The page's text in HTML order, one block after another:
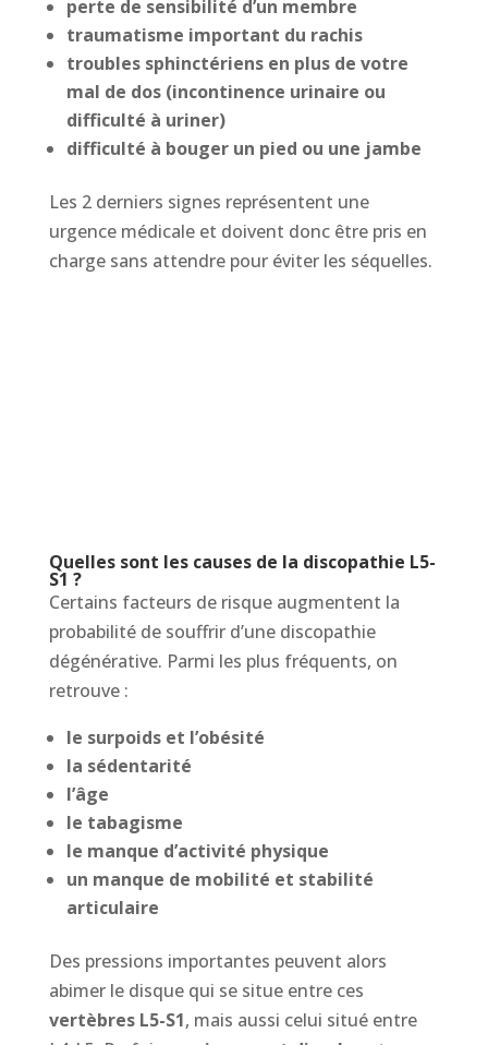
perte de sensibilité d’un membre
traumatisme important du rachis
troubles sphinctériens en plus de votre
mal de dos (incontinence urinaire ou
difficulté à uriner)
difficulté à bouger un pied ou une jambe
Les 2 derniers signes représentent une
urgence médicale et doivent donc être pris en
charge sans attendre pour éviter les séquelles.
Quelles sont les causes de la discopathie L5-
S1 ?
Certains facteurs de risque augmentent la
probabilité de souffrir d’une discopathie
dégénérative. Parmi les plus fréquents, on
retrouve :
le surpoids et l’obésité
la sédentarité
l’âge
le tabagisme
le manque d’activité physique
un manque de mobilité et stabilité
articulaire
Des pressions importantes peuvent alors
abimer le disque qui se situe entre ces
vertèbres L5-S1, mais aussi celui situé entre